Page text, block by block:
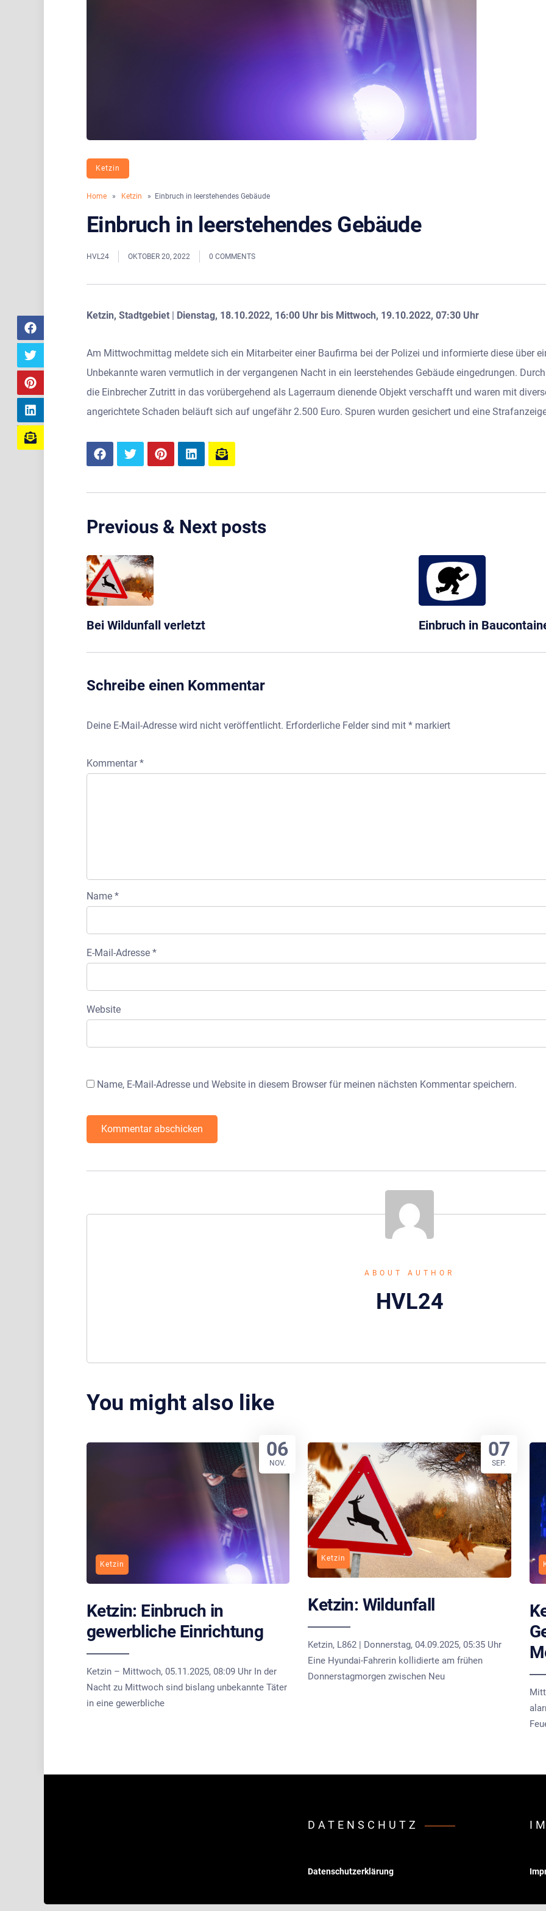
Ketzin
Home » Ketzin » Einbruch in leerstehendes Gebäude
Einbruch in leerstehendes Gebäude
HVL24 OKTOBER 20, 2022 0 COMMENTS
Ketzin, Stadtgebiet | Dienstag, 18.10.2022, 16:00 Uhr bis Mittwoch, 19.10.2022, 07:30 Uhr
Am Mittwochmittag meldete sich ein Mitarbeiter einer Baufirma bei der Polizei und informierte diese über
Unbekannte waren vermutlich in der vergangenen Nacht in ein leerstehendes Gebäude eingedrungen.
die Einbrecher Zutritt in das vorübergehend als Lagerraum dienende Objekt verschafft und waren mit
angerichtete Schaden beläuft sich auf ungefähr 2.500 Euro. Spuren wurden gesichert und eine
Previous & Next posts
Bei Wildunfall verletzt Einbruch in
Schreibe einen Kommentar
Deine E-Mail-Adresse wird nicht veröffentlicht. Erforderliche Felder sind mit * markiert
Kommentar*
Name *
E-Mail-Adresse *
Website
Name, E-Mail-Adresse und Website in diesem Browser für meinen nächsten Kommentar speichern.
ABOUT AUTHOR
HVL24
You might also like
Ketzin
Ketzin: Einbruch in
gewerbliche Einrichtung
Ketzin – Mittwoch, 05.11.2025, 08:09 Uhr In der
Nacht zu Mittwoch sind bislang unbekannte Täter
in eine gewerbliche
06
NOV.
Ketzin
Ketzin: Wildunfall
Ketzin, L862 | Donnerstag, 04.09.2025, 05:35 Uhr
Eine Hyundai-Fahrerin kollidierte am frühen
Donnerstagmorgen zwischen Neu
07
SEP.
DATENSCHUTZ
Datenschutzerklärung